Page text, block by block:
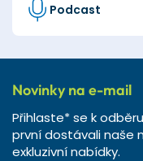
Podcast
Novinky na e-mail
Přihlaste* se k
první dostávali naše
exkluzivní nabídky.